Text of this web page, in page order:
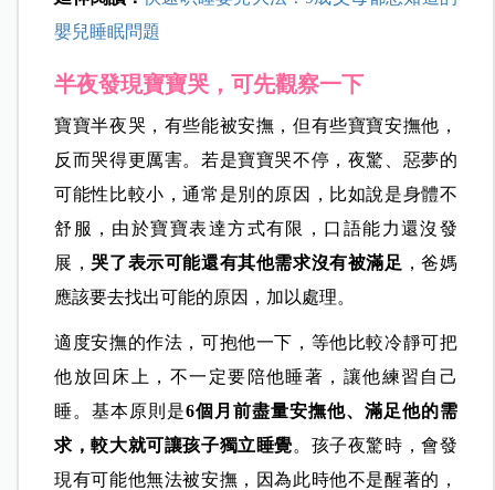
嬰兒睡眠問題
半夜發現寶寶哭，可先觀察一下
寶寶半夜哭，有些能被安撫，但有些寶寶安撫他，
反而哭得更厲害。若是寶寶哭不停，夜驚、惡夢的
可能性比較小，通常是別的原因，比如說是身體不
舒服，由於寶寶表達方式有限，口語能力還沒發
展， 哭了表示可能還有其他需求沒有被滿足 ，爸媽
應該要去找出可能的原因，加以處理。
適度安撫的作法，可抱他一下，等他比較冷靜可把
他放回床上，不一定要陪他睡著，讓他練習自己
睡。基本原則是6個月前盡量安撫他、滿足他的需
求，較大就可讓孩子獨立睡覺。孩子夜驚時，會發
現有可能他無法被安撫，因為此時他不是醒著的，